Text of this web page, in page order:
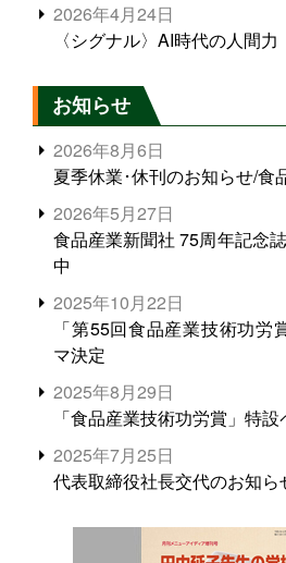
2026年4月24日
〈シグナル〉AI時代の人間力
お知らせ
2026年8月6日
夏季休業･休刊のお知らせ/食
2026年5月27日
食品産業新聞社 75周年記念
中
2025年10月22日
「第55回食品産業技術功労
マ決定
2025年8月29日
「食品産業技術功労賞」特
2025年7月25日
代表取締役社長交代のお知ら